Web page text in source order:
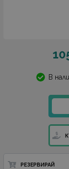
В
РЕЗЕРВИРАЙ